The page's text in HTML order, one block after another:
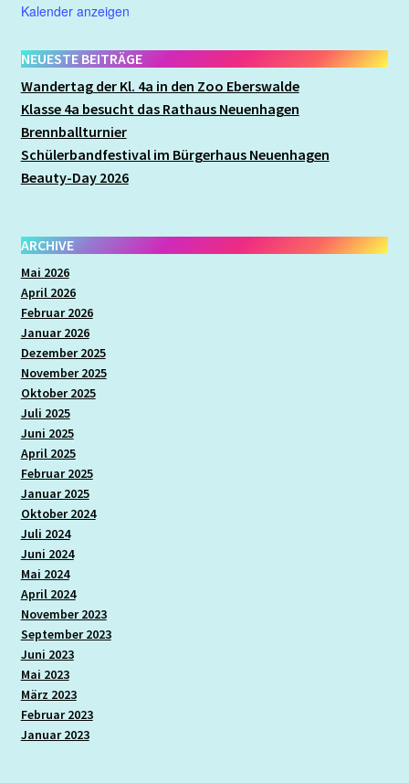
Organisatorisches
Praktikum/ FSJ/ BFD
Projektwoche
Schooljam
Schuleintritt
Schülerband „Ratatouille“
Schulleben
Schulneubau
Schulprogramm
Schwimmen
Sozialarbeit
Sport
Tagesablauf
Kalender anzeigen
NEUESTE BEITRÄGE
Wandertag der Kl. 4a in den Zoo Eberswalde
Klasse 4a besucht das Rathaus Neuenhagen
Brennballturnier
Schülerbandfestival im Bürgerhaus Neuenhagen
Beauty-Day 2026
ARCHIVE
Mai 2026
April 2026
Februar 2026
Januar 2026
Dezember 2025
November 2025
Oktober 2025
Juli 2025
Juni 2025
April 2025
Februar 2025
Januar 2025
Oktober 2024
Juli 2024
Juni 2024
Mai 2024
April 2024
November 2023
September 2023
Juni 2023
Mai 2023
März 2023
Februar 2023
Januar 2023